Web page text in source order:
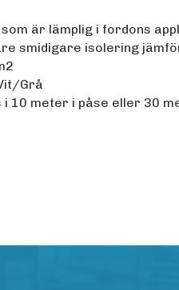
som är lämplig i fordons
smidigare isolering
Grå
i 10 meter i påse eller 30